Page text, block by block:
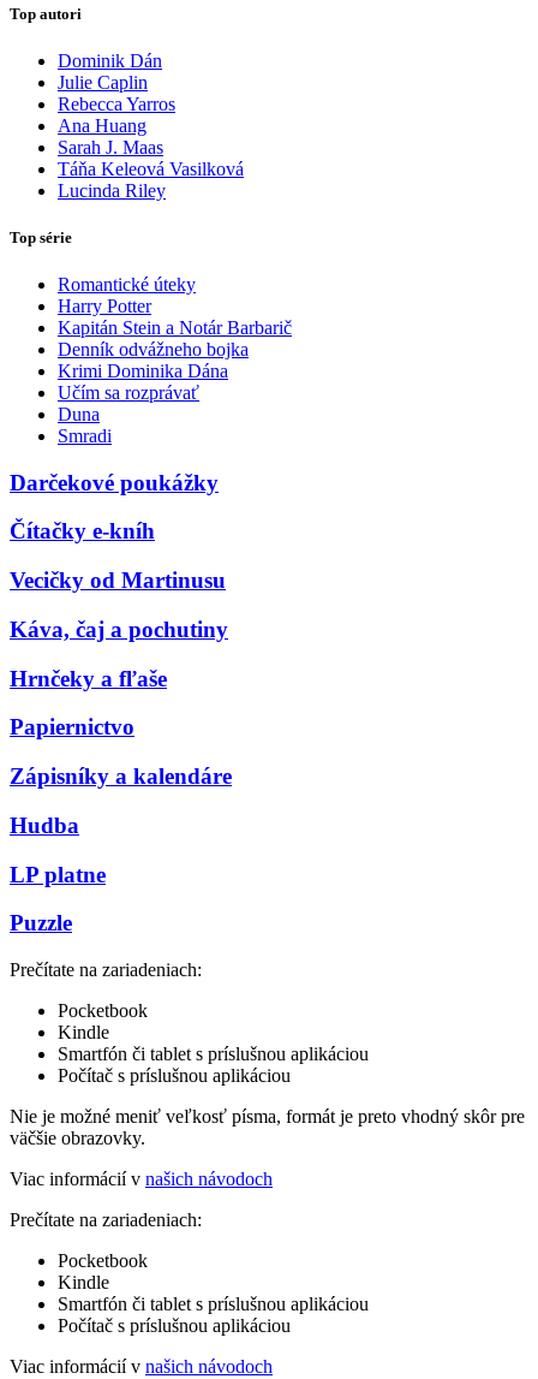
Top autori
Dominik Dán
Julie Caplin
Rebecca Yarros
Ana Huang
Sarah J. Maas
Táňa Keleová Vasilková
Lucinda Riley
Top série
Romantické úteky
Harry Potter
Kapitán Stein a Notár Barbarič
Denník odvážneho bojka
Krimi Dominika Dána
Učím sa rozprávať
Duna
Smradi
Darčekové poukážky
Čítačky e-kníh
Vecičky od Martinusu
Káva, čaj a pochutiny
Hrnčeky a fľaše
Papiernictvo
Zápisníky a kalendáre
Hudba
LP platne
Puzzle
Prečítate na zariadeniach:
Pocketbook
Kindle
Smartfón či tablet s príslušnou aplikáciou
Počítač s príslušnou aplikáciou
Nie je možné meniť veľkosť písma, formát je preto vhodný skôr pre
väčšie obrazovky.
Viac informácií v našich návodoch
Prečítate na zariadeniach:
Pocketbook
Kindle
Smartfón či tablet s príslušnou aplikáciou
Počítač s príslušnou aplikáciou
Viac informácií v našich návodoch